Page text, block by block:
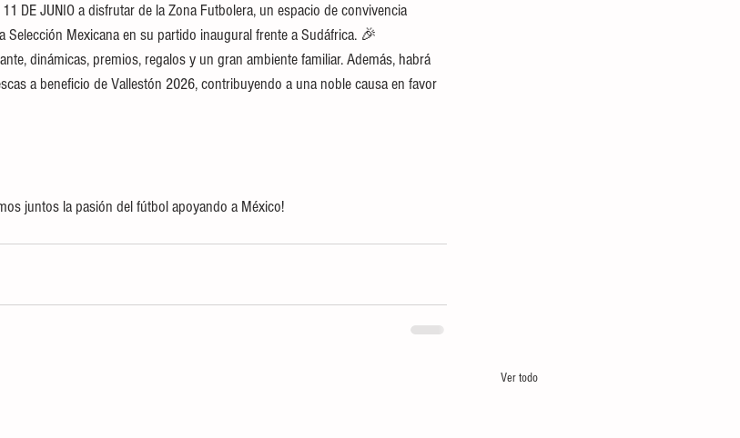
DE JUNIO a disfrutar de la Zona Futbolera, un espacio de convivencia
Mexicana en su partido inaugural frente a Sudáfrica. 🎉
dinámicas, premios, regalos y un gran ambiente familiar. Además, habrá
a beneficio de Vallestón 2026, contribuyendo a una noble causa en favor
juntos la pasión del fútbol apoyando a México!
Ver todo